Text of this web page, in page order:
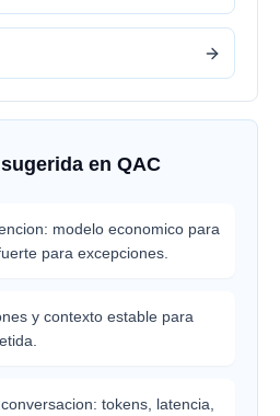
en QAC
modelo economico para
para excepciones.
y contexto estable para
tokens, latencia,